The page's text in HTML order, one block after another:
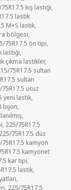
kış lastiği,
lastik
M+S lastik,
bölgesi,
75R17.5 ön tipi,
lastiği,
çıkma lastikler,
75R17.5 sultan
sultan
75R17.5 ucuz
yeni lastik,
bijon,
,
, 225/75R17.5
225/75R17.5 düz
75R17.5 kamyon
kamyonet
kar tipi,
lastik,
,
, 225/75R17.5